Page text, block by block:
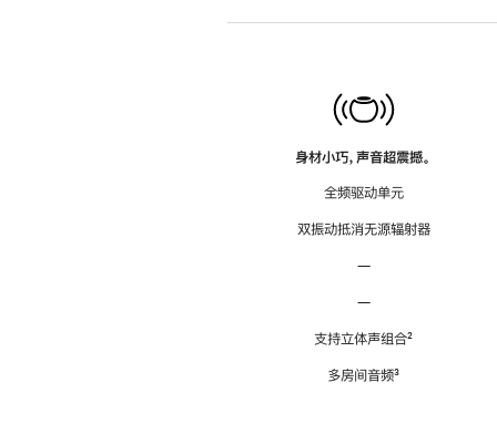
身材小巧，声音超震撼。
全频驱动单元
双振动抵消无源辐射器
—
—
支持立体声组合脚
²
多房间音频脚
³